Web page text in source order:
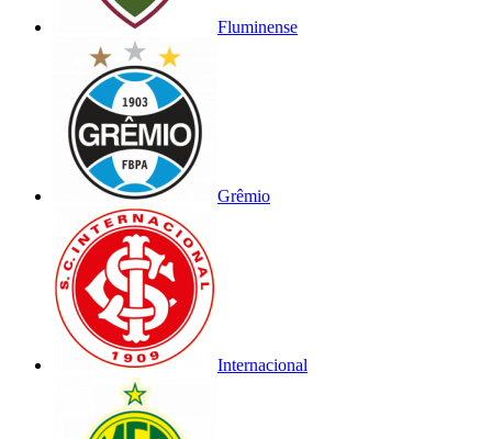
Fluminense
Grêmio
Internacional